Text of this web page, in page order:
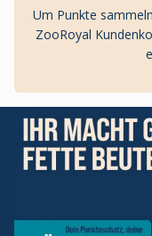
Um Punkte
ZooRoyal